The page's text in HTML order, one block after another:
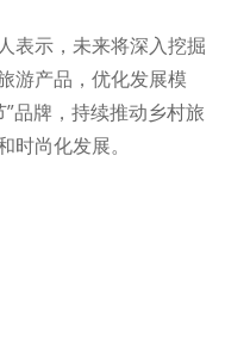
表示，未来将深入挖掘
游产品，优化发展模
”品牌，持续推动乡村旅
尚化发展。